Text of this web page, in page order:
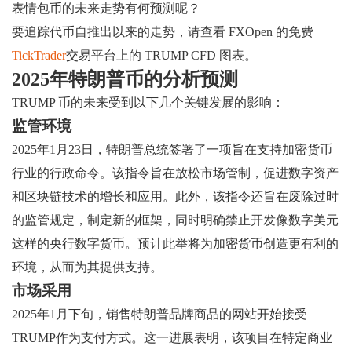
表情包币的未来走势有何预测呢？
要追踪代币自推出以来的走势，请查看 FXOpen 的免费
TickTrader交易平台上的 TRUMP CFD 图表。
2025年特朗普币的分析预测
TRUMP 币的未来受到以下几个关键发展的影响：
监管环境
2025年1月23日，特朗普总统签署了一项旨在支持加密货币
行业的行政命令。该指令旨在放松市场管制，促进数字资产
和区块链技术的增长和应用。此外，该指令还旨在废除过时
的监管规定，制定新的框架，同时明确禁止开发像数字美元
这样的央行数字货币。预计此举将为加密货币创造更有利的
环境，从而为其提供支持。
市场采用
2025年1月下旬，销售特朗普品牌商品的网站开始接受
TRUMP作为支付方式。这一进展表明，该项目在特定商业